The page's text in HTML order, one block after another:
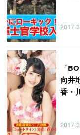
「
向井
香・